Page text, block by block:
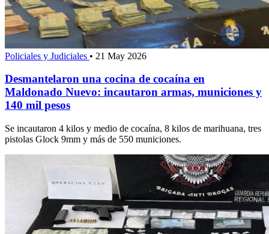
Policiales y Judiciales • 21 May 2026
Desmantelaron una cocina de cocaína en
Maldonado Nuevo: incautaron armas, municiones y
140 mil pesos
Se incautaron 4 kilos y medio de cocaína, 8 kilos de marihuana, tres
pistolas Glock 9mm y más de 550 municiones.